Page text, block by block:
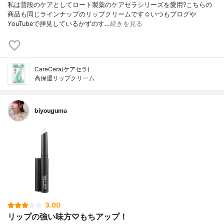
私は普段のケアとしてロート製薬のケアセラシリーズを愛用?こちらの
商品も同じラインナップのリップクリームです☺️いつもブログや
YouTubeで拝見しているかずのす…続きを見る
CareCera(ケアセラ)
高保湿リップクリーム
biyouguma
3.00
リップの強い味方♡もちアップ！